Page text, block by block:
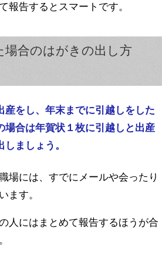
報告するとスマートです。
場合のはがきの出し方
産をし、年末までに引越しをした
場合は年賀状１枚に引越しと出産
ましょう。
場には、すでにメールや会ったり
ます。
人にはまとめて報告するほうが合